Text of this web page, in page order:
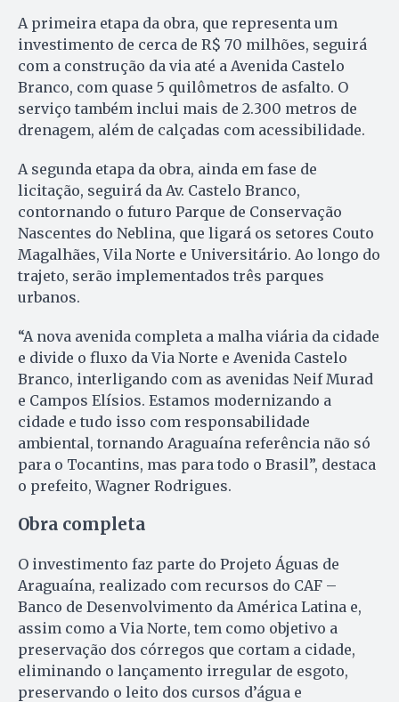
A primeira etapa da obra, que representa um
investimento de cerca de R$ 70 milhões, seguirá
com a construção da via até a Avenida Castelo
Branco, com quase 5 quilômetros de asfalto. O
serviço também inclui mais de 2.300 metros de
drenagem, além de calçadas com acessibilidade.
A segunda etapa da obra, ainda em fase de
licitação, seguirá da Av. Castelo Branco,
contornando o futuro Parque de Conservação
Nascentes do Neblina, que ligará os setores Couto
Magalhães, Vila Norte e Universitário. Ao longo do
trajeto, serão implementados três parques
urbanos.
“A nova avenida completa a malha viária da cidade
e divide o fluxo da Via Norte e Avenida Castelo
Branco, interligando com as avenidas Neif Murad
e Campos Elísios. Estamos modernizando a
cidade e tudo isso com responsabilidade
ambiental, tornando Araguaína referência não só
para o Tocantins, mas para todo o Brasil”, destaca
o prefeito, Wagner Rodrigues.
Obra completa
O investimento faz parte do Projeto Águas de
Araguaína, realizado com recursos do CAF –
Banco de Desenvolvimento da América Latina e,
assim como a Via Norte, tem como objetivo a
preservação dos córregos que cortam a cidade,
eliminando o lançamento irregular de esgoto,
preservando o leito dos cursos d’água e